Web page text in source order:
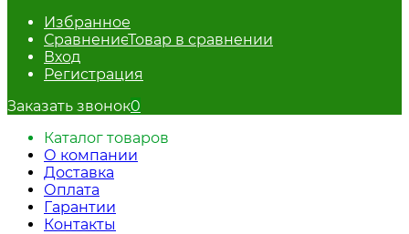
Избранное
СравнениеТовар в сравнении
Вход
Регистрация
Заказать звонок0
Каталог товаров
О компании
Доставка
Оплата
Гарантии
Контакты